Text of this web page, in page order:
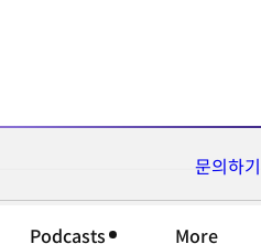
문의하기
Podcasts
More